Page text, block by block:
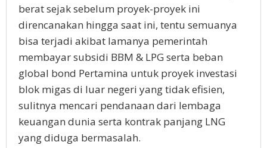
berat sejak sebelum proyek-proyek ini
direncanakan hingga saat ini, tentu semuanya
bisa terjadi akibat lamanya pemerintah
membayar subsidi BBM & LPG serta beban
global bond Pertamina untuk proyek investasi
blok migas di luar negeri yang tidak efisien,
sulitnya mencari pendanaan dari lembaga
keuangan dunia serta kontrak panjang LNG
yang diduga bermasalah.